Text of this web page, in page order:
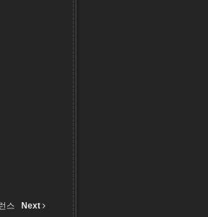
스 Next